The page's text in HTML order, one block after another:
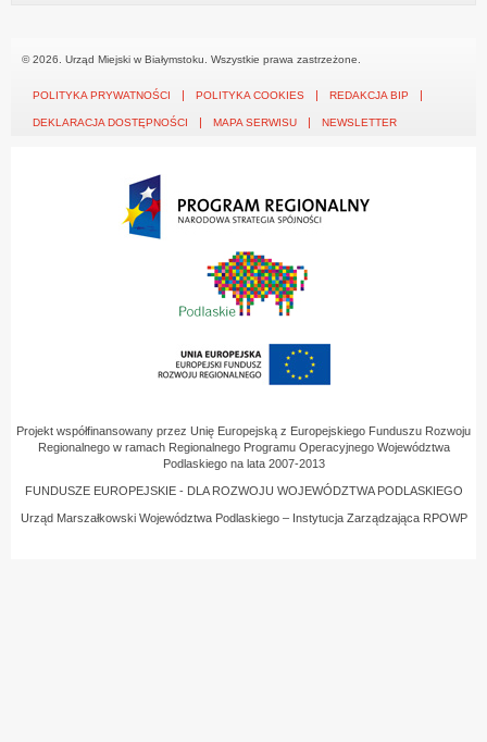
© 2026. Urząd Miejski w Białymstoku. Wszystkie prawa zastrzeżone.
POLITYKA PRYWATNOŚCI POLITYKA COOKIES REDAKCJA BIP
DEKLARACJA DOSTĘPNOŚCI MAPA SERWISU NEWSLETTER
Projekt współfinansowany przez Unię Europejską z Europejskiego Funduszu Rozwoju
Regionalnego w ramach Regionalnego Programu Operacyjnego Województwa
Podlaskiego na lata 2007-2013
FUNDUSZE EUROPEJSKIE - DLA ROZWOJU WOJEWÓDZTWA PODLASKIEGO
Urząd Marszałkowski Województwa Podlaskiego – Instytucja Zarządzająca RPOWP